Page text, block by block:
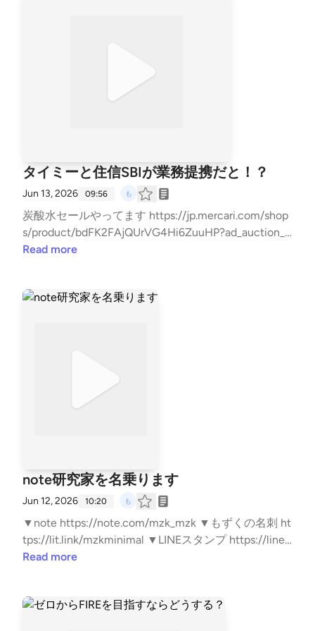
タイミーと住信SBIが業務提携だと！？
Jun 13, 2026 09:56
炭酸水セールやってます https://jp.mercari.com/shop
s/product/bdFK2FAjQUrVG4Hi6ZuuHP?ad_auction_i
d=HkzPvDNqwAqtdaDPd4nHeh-1&ad_auction_unit_i
s://note.com/qa/mzk_mzk ▼Threads https://www.thr
ずくの名刺 https://lit.link/mzkminimal ▼LINEスタン
プ https://line.me/S/sticker/33818014/?lang=ja&utm
Read more
note研究家を名乗ります
Jun 12, 2026 10:20
▼note https://note.com/mzk_mzk ▼もずくの名刺 ht
tps://lit.link/mzkminimal ▼LINEスタンプ https://line.
me/S/sticker/33818014/?lang=ja&utm_source=gnsh_
戦略 https://amzn.to/4mwERvV ▼自己紹介 https://n
Read more